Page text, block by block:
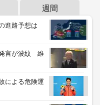
週間
進路予想は
発言が波紋 維
による危険運